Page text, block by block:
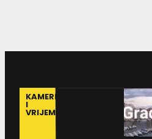
KAMERE
I
VRIJEME